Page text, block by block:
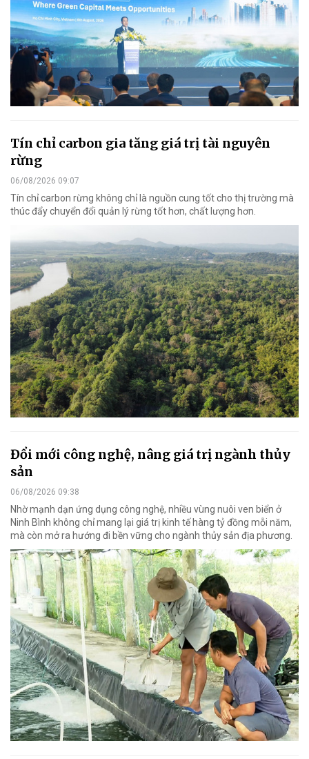
Tín chỉ carbon gia tăng giá trị tài nguyên
rừng
06/08/2026 09:07
Tín chỉ carbon rừng không chỉ là nguồn cung tốt cho thị trường mà
thúc đẩy chuyển đổi quản lý rừng tốt hơn, chất lượng hơn.
Đổi mới công nghệ, nâng giá trị ngành thủy
sản
06/08/2026 09:38
Nhờ mạnh dạn ứng dụng công nghệ, nhiều vùng nuôi ven biển ở
Ninh Bình không chỉ mang lại giá trị kinh tế hàng tỷ đồng mỗi năm,
mà còn mở ra hướng đi bền vững cho ngành thủy sản địa phương.